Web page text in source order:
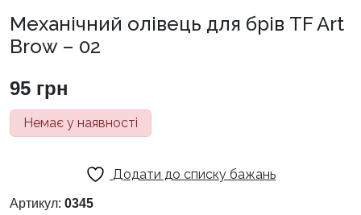
Механічний олівець для брів TF Art
Brow – 02
95 грн
Немає у наявності
Додати до списку бажань
Артикул: 0345